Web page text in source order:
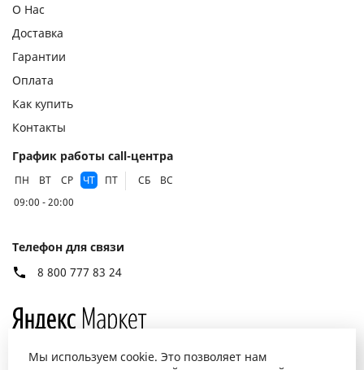
О Нас
Доставка
Гарантии
Оплата
Как купить
Контакты
График работы call-центра
ПН ВТ СР ЧТ ПТ СБ
ВС
09:00 - 20:00
Телефон для связи
8 800 777 83 24
Мы используем cookie. Это позволяет нам